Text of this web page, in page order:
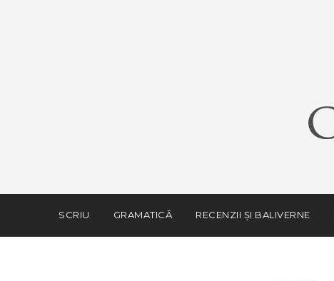
SCRIU GRAMATICĂ RECENZII ȘI BALIVERNE